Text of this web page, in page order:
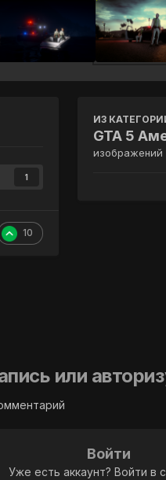
1
10
ИЗ
GTA 5
изображений
или
Войти
Уже есть аккаунт? Войти в